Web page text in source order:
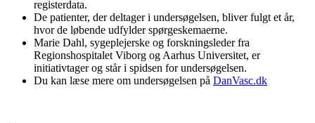
registerdata.
De patienter, der deltager i undersøgelsen, bliver fulgt et år,
hvor de løbende udfylder spørgeskemaerne.
Marie Dahl, sygeplejerske og forskningsleder fra
Regionshospitalet Viborg og Aarhus Universitet, er
initiativtager og står i spidsen for undersøgelsen.
Du kan læse mere om undersøgelsen på DanVasc.dk